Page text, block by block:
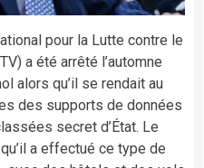
pour la Lutte contre le
a été arrêté l’automne
alors qu’il se rendait au
des supports de données
secret d’État. Le
a effectué ce type de